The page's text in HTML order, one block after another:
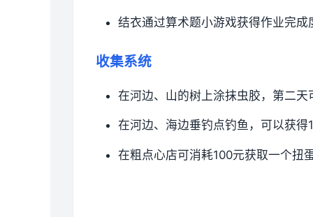
结衣通过算术题小游戏获得作业完成
收集系统
在河边、山的树上涂抹虫胶，第二
在河边、海边垂钓点钓鱼，可以获
在粗点心店可消耗100元获取一个扭